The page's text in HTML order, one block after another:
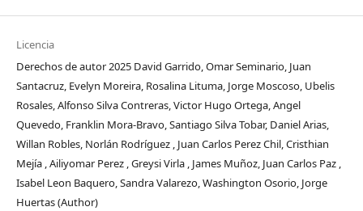
Licencia
Derechos de autor 2025 David Garrido, Omar Seminario, Juan
Santacruz, Evelyn Moreira, Rosalina Lituma, Jorge Moscoso, Ubelis
Rosales, Alfonso Silva Contreras, Victor Hugo Ortega, Angel
Quevedo, Franklin Mora-Bravo, Santiago Silva Tobar, Daniel Arias,
Willan Robles, Norlán Rodríguez , Juan Carlos Perez Chil, Cristhian
Mejía , Ailiyomar Perez , Greysi Virla , James Muñoz, Juan Carlos Paz ,
Isabel Leon Baquero, Sandra Valarezo, Washington Osorio, Jorge
Huertas (Author)